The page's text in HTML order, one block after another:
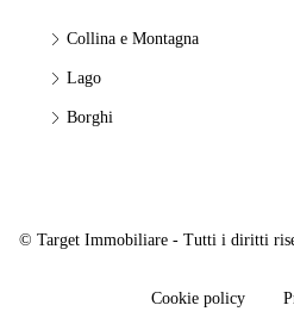
Collina e Montagna
Lago
Borghi
© Target Immobiliare - Tutti i diritti
Cookie policy